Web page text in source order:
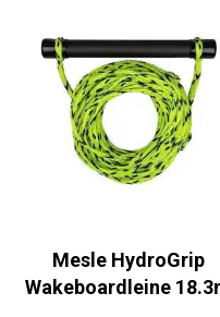
Mesle HydroGrip
Wakeboardleine